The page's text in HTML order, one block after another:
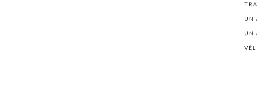
UN
UN